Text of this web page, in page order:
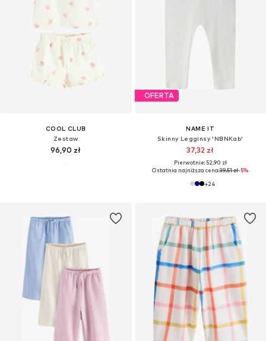
COOL CLUB
Zestaw
96,90 zł
OFERTA
NAME IT
Skinny Legginsy 'NBNKab'
37,32 zł
Pierwotnie: 52,90 zł
Ostatnia najniższa cena:39,51 zł-5%
+24